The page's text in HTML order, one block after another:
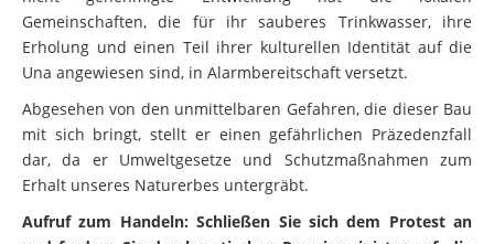
Gemeinschaften, die für ihr sauberes Trinkwasser, ihre
Erholung und einen Teil ihrer kulturellen Identität auf die
Una angewiesen sind, in Alarmbereitschaft versetzt.
mit sich bringt, stellt er einen gefährlichen Präzedenzfall
dar, da er Umweltgesetze und Schutzmaßnahmen zum
Erhalt unseres Naturerbes untergräbt.
und fordern Sie den kroatischen Premierminister auf, die